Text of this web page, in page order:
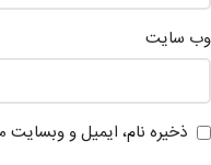
وب‌ سایت
ذخیره نام، ایمیل و وبسایت